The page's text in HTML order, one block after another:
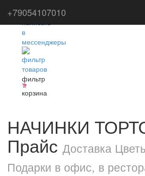
фильтр
корзина
НАЧИНКИ
Прайс Доставка
Подарки в офис, в
+79054107010